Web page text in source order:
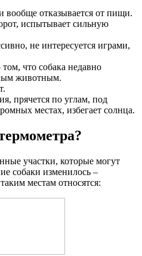
вообще отказывается от пищи.
испытывает сильную
не интересуется играми,
что собака недавно
животным.
прячется по углам, под
местах, избегает солнца.
участки, которые могут
собаки изменилось –
местам относятся: